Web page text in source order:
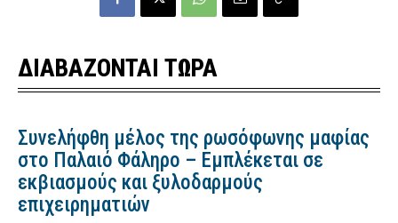
ΔΙΑΒΑΖΟΝΤΑΙ ΤΩΡΑ
Συνελήφθη μέλος της ρωσόφωνης μαφίας
στο Παλαιό Φάληρο – Εμπλέκεται σε
εκβιασμούς και ξυλοδαρμούς
επιχειρηματιών